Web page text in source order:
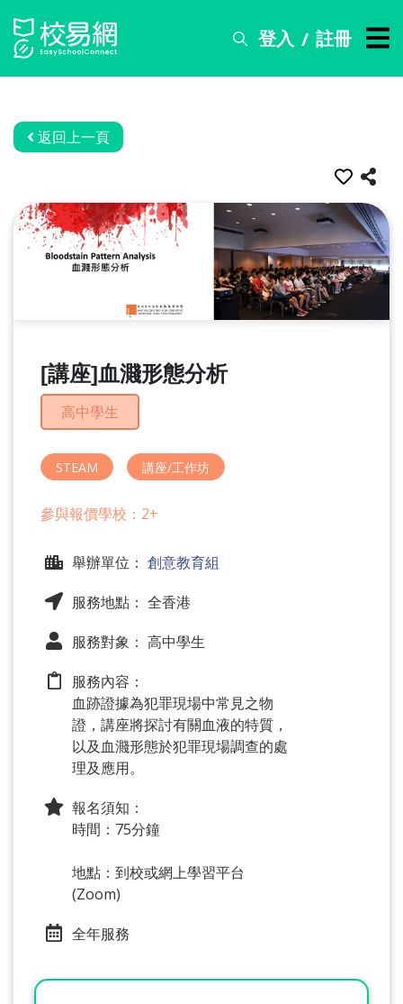
登入 / 註冊
搜
務
資
訊
返回上一頁
[講座]血濺形態分析
高中學生
STEAM 講座/工作坊
參與報價學校：2+
舉辦單位： 創意教育組
服務地點： 全香港
服務對象： 高中學生
服務內容：
血跡證據為犯罪現場中常見之物
證，講座將探討有關血液的特質，
以及血濺形態於犯罪現場調查的處
理及應用。
報名須知：
時間：75分鐘
地點：到校或網上學習平台
(Zoom)
全年服務